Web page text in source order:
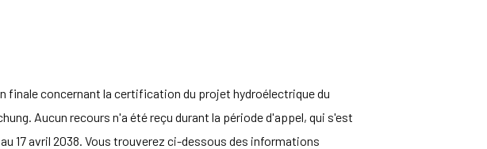
finale concernant la certification du projet hydroélectrique du
Aucun recours n'a été reçu durant la période d'appel, qui s'est
17 avril 2038. Vous trouverez ci-dessous des informations